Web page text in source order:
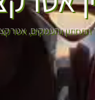
התחתון והעמקים